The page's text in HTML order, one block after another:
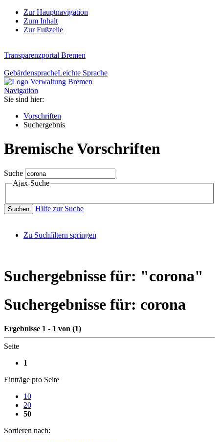
Zur Hauptnavigation
Zum Inhalt
Zur Fußzeile
Transparenzportal Bremen
GebärdenspracheLeichte Sprache
Navigation
Sie sind hier:
Vorschriften
Suchergebnis
Bremische Vorschriften
Suche
Ajax-Suche
Suchen Hilfe zur Suche
Zu Suchfiltern springen
Suchergebnisse für: "corona"
Suchergebnisse für: corona
Ergebnisse 1 - 1 von (1)
Seite
1
Einträge pro Seite
10
20
50
Sortieren nach: